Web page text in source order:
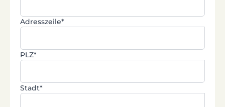
Adresszeile*
PLZ*
Stadt*